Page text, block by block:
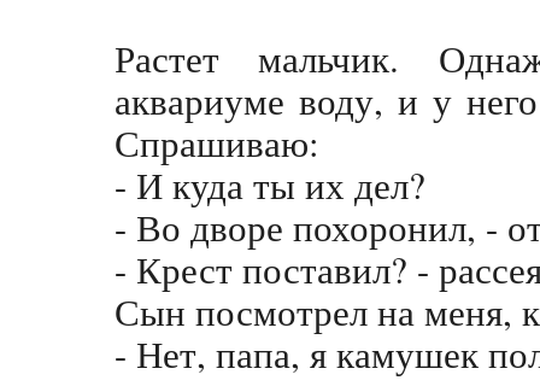
Растет мальчик.
аквариуме воду, и у
Спрашиваю:
- И куда ты их дел?
- Во дворе похоронил, -
- Крест поставил? -
Сын посмотрел на меня,
- Нет, папа, я камушек